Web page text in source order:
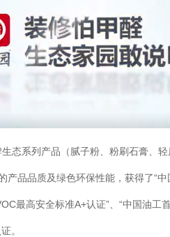
态系列产品（腻子粉、粉刷石膏、
产品品质及绿色环保性能，获得了“中
最高安全标准A+认证”、“中国油工
。